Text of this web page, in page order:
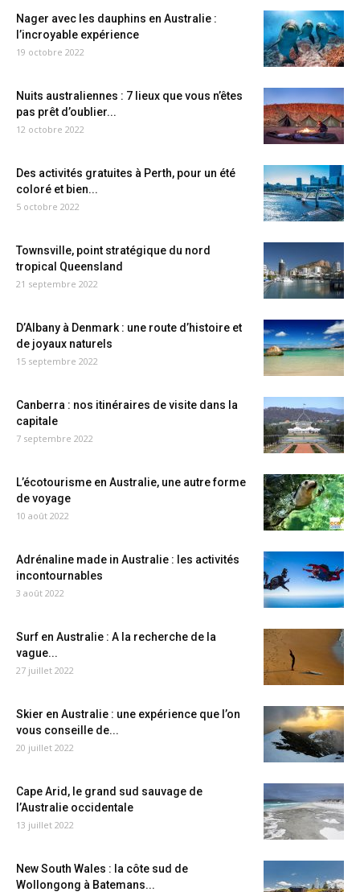
Nager avec les dauphins en Australie :
l’incroyable expérience
19 octobre 2022
Nuits australiennes : 7 lieux que vous n’êtes
pas prêt d’oublier...
12 octobre 2022
Des activités gratuites à Perth, pour un été
coloré et bien...
5 octobre 2022
Townsville, point stratégique du nord
tropical Queensland
21 septembre 2022
D’Albany à Denmark : une route d’histoire et
de joyaux naturels
15 septembre 2022
Canberra : nos itinéraires de visite dans la
capitale
7 septembre 2022
L’écotourisme en Australie, une autre forme
de voyage
10 août 2022
Adrénaline made in Australie : les activités
incontournables
3 août 2022
Surf en Australie : A la recherche de la
vague...
27 juillet 2022
Skier en Australie : une expérience que l’on
vous conseille de...
20 juillet 2022
Cape Arid, le grand sud sauvage de
l’Australie occidentale
13 juillet 2022
New South Wales : la côte sud de
Wollongong à Batemans...